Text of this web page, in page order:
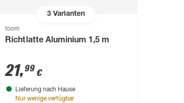
3 Varianten
toom
Richtlatte Aluminium 1,5 m
21,99 €
Lieferung nach Hause
Nur wenige verfügbar